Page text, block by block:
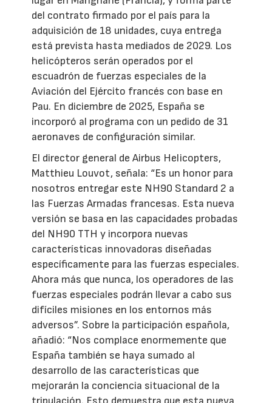
del contrato firmado por el país para la
adquisición de 18 unidades, cuya entrega
está prevista hasta mediados de 2029. Los
helicópteros serán operados por el
escuadrón de fuerzas especiales de la
Aviación del Ejército francés con base en
Pau. En diciembre de 2025, España se
incorporó al programa con un pedido de 31
aeronaves de configuración similar.
El director general de Airbus Helicopters,
Matthieu Louvot, señala: “Es un honor para
nosotros entregar este NH90 Standard 2 a
las Fuerzas Armadas francesas. Esta nueva
versión se basa en las capacidades probadas
del NH90 TTH y incorpora nuevas
características innovadoras diseñadas
específicamente para las fuerzas especiales.
Ahora más que nunca, los operadores de las
fuerzas especiales podrán llevar a cabo sus
difíciles misiones en los entornos más
adversos”. Sobre la participación española,
añadió: “Nos complace enormemente que
España también se haya sumado al
desarrollo de las características que
mejorarán la conciencia situacional de la